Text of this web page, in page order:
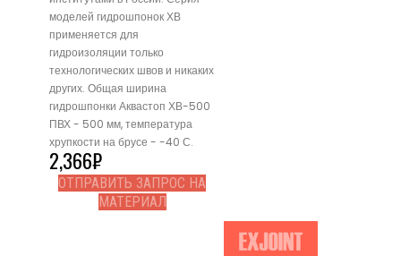
моделей гидрошпонок ХВ
применяется для
гидроизоляции только
технологических швов и никаких
других. Общая ширина
гидрошпонки Аквастоп ХВ-500
ПВХ - 500 мм, температура
хрупкости на брусе - -40 С.
2,366₽
ОТПРАВИТЬ ЗАПРОС НА
МАТЕРИАЛ